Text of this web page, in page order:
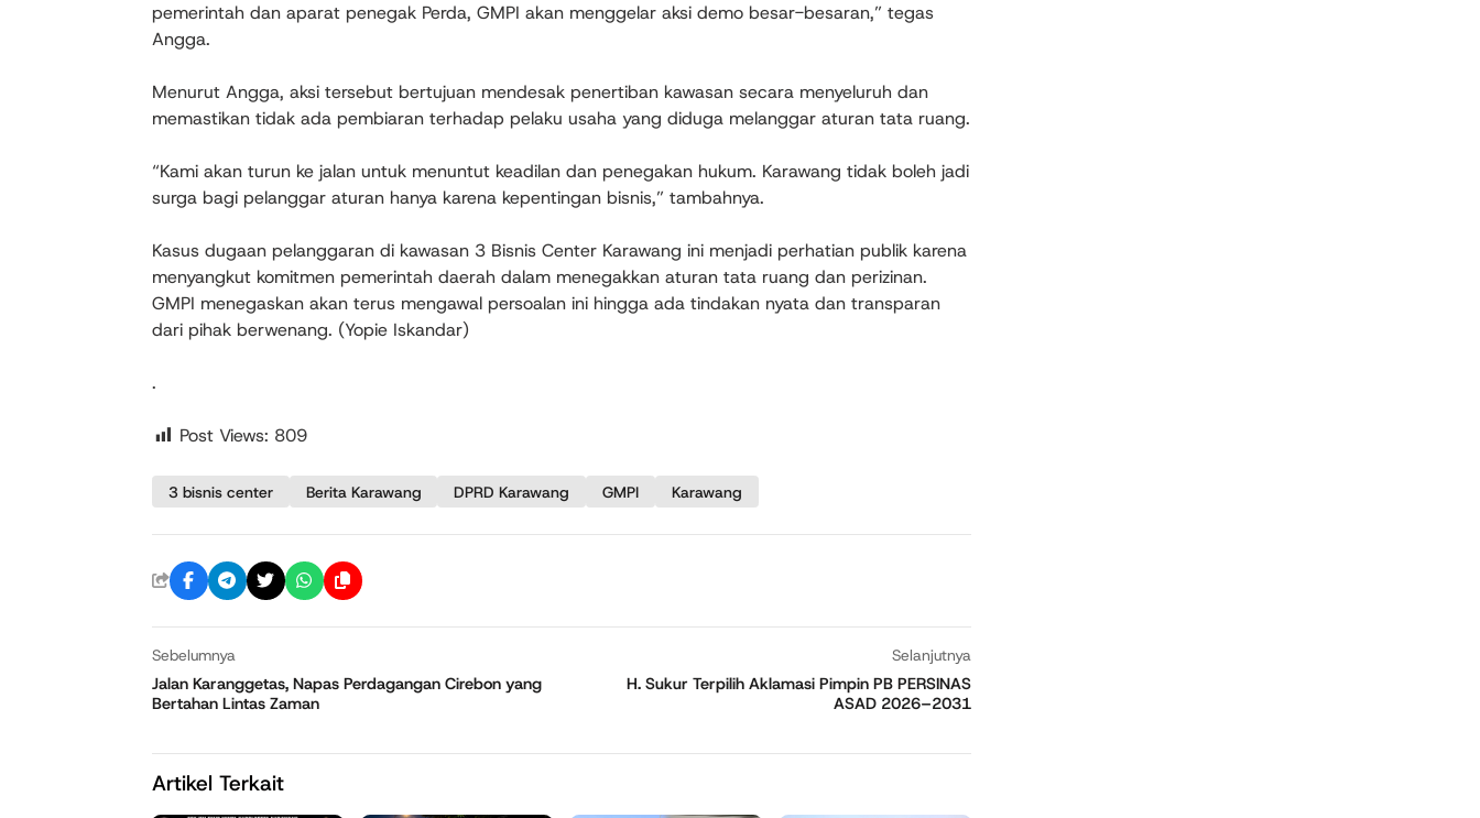
pemerintah dan aparat penegak Perda, GMPI akan menggelar aksi demo besar-besaran,” tegas
Angga.
Menurut Angga, aksi tersebut bertujuan mendesak penertiban kawasan secara menyeluruh dan
memastikan tidak ada pembiaran terhadap pelaku usaha yang diduga melanggar aturan tata ruang.
“Kami akan turun ke jalan untuk menuntut keadilan dan penegakan hukum. Karawang tidak boleh jadi
surga bagi pelanggar aturan hanya karena kepentingan bisnis,” tambahnya.
Kasus dugaan pelanggaran di kawasan 3 Bisnis Center Karawang ini menjadi perhatian publik karena
menyangkut komitmen pemerintah daerah dalam menegakkan aturan tata ruang dan perizinan.
GMPI menegaskan akan terus mengawal persoalan ini hingga ada tindakan nyata dan transparan
dari pihak berwenang. (Yopie Iskandar)
.
Post Views: 809
3 bisnis center Berita Karawang DPRD Karawang GMPI Karawang
Sebelumnya
Jalan Karanggetas, Napas Perdagangan Cirebon yang
Bertahan Lintas Zaman
Selanjutnya
H. Sukur Terpilih Aklamasi Pimpin PB PERSINAS
ASAD 2026–2031
Artikel Terkait